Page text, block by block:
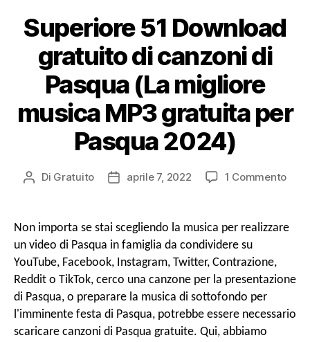
Superiore 51 Download
gratuito di canzoni di
Pasqua (La migliore
musica MP3 gratuita per
Pasqua 2024)
Autore
Di Gratuito
Dataaprile 7, 2022 1 CommentoSU
di
(La
Non importa se stai scegliendo la musica per realizzare
un video di Pasqua in famiglia da condividere su
YouTube, Facebook, Instagram, Twitter, Contrazione,
Reddit o TikTok, cerco una canzone per la presentazione
di Pasqua, o preparare la musica di sottofondo per
l'imminente festa di Pasqua, potrebbe essere necessario
scaricare canzoni di Pasqua gratuite. Qui, abbiamo